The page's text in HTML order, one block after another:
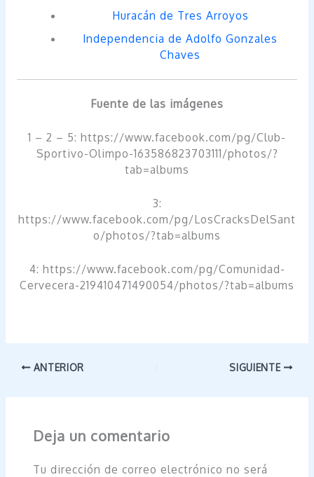
Huracán de Tres Arroyos
Independencia de Adolfo Gonzales
Chaves
Fuente de las imágenes
1 – 2 – 5: https://www.facebook.com/pg/Club-
Sportivo-Olimpo-163586823703111/photos/?
tab=albums
3:
https://www.facebook.com/pg/LosCracksDelSant
o/photos/?tab=albums
4: https://www.facebook.com/pg/Comunidad-
Cervecera-219410471490054/photos/?tab=albums
ANTERIOR SIGUIENTE
Deja un comentario
Tu dirección de correo electrónico no será